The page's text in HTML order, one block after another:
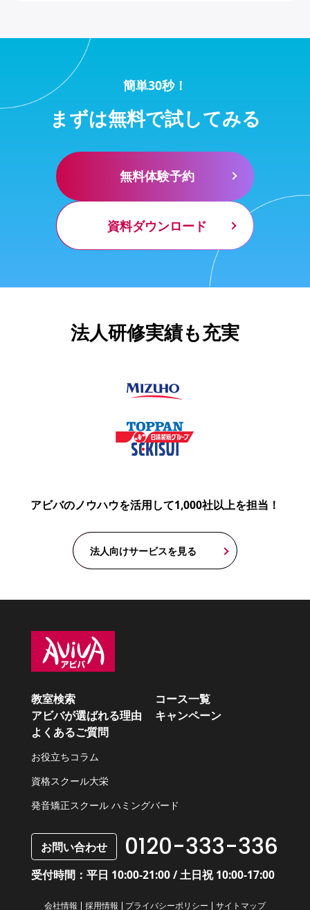
簡単30秒！
まずは無料で試してみる
無料体験予約
資料ダウンロード
法人研修実績も充実
アビバのノウハウを活用して1,000社以上を担当！
法人向けサービスを見る
教室検索
コース一覧
アビバが選ばれる理由
キャンペーン
よくあるご質問
お役立ちコラム
資格スクール大栄
発音矯正スクール ハミングバード
お問い合わせ 0120-333-336
受付時間：平日 10:00-21:00 / 土日祝 10:00-17:00
会社情報 採用情報 プライバシーポリシー サイトマップ